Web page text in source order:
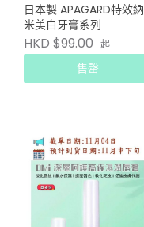
日本製 APAGARD特效納
米美白牙膏系列
HKD $99.00 起
售罄